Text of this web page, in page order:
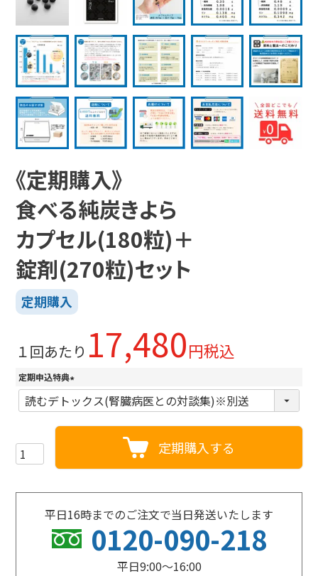
《定期購入》
食べる純炭きよら
カプセル(180粒)＋
錠剤(270粒)セット
１回あたり 17,480 税込
定期申込特典
(
必
定期購入する
平日16時までのご注文で当日発送いたします
0120-090-218
平日9:00〜16:00